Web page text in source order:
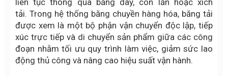
tải. Trong hệ thống băng chuyền hàng hóa, băng tải
được xem là một bộ phận vận chuyển độc lập, tiếp
xúc trực tiếp và di chuyển sản phẩm giữa các công
đoạn nhằm tối ưu quy trình làm việc, giảm sức lao
động thủ công và nâng cao hiệu suất vận hành.